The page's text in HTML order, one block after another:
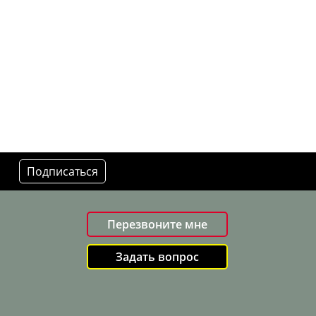
Подписаться
Перезвоните мне
Задать вопрос